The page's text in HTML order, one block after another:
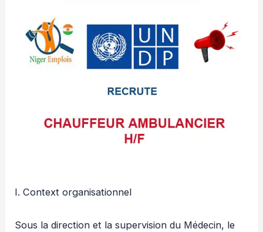
I. Context organisationnel
Sous la direction et la supervision du Médecin, le